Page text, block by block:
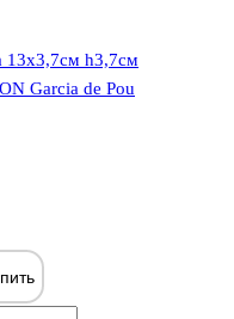
13х3,7см h3,7см
Garcia de Pou